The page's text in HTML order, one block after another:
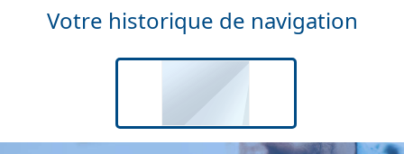
Votre historique de navigation